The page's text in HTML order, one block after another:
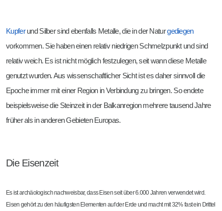
Kupferund Silber sind ebenfalls Metalle, die in der Naturgediegen
vorkommen. Sie haben einen relativ niedrigen Schmelzpunkt und sind
relativ weich. Es ist nicht möglich festzulegen, seit wann diese Metalle
genutzt wurden. Aus wissenschaftlicher Sicht ist es daher sinnvoll die
Epoche immer mit einer Region in Verbindung zu bringen. So endete
beispielsweise die Steinzeit in der Balkanregion mehrere tausend Jahre
früher als in anderen Gebieten Europas.
Die Eisenzeit
Es ist archäologisch nachweisbar, dass Eisen seit über 6.000 Jahren verwendet wird.
Eisen gehört zu den häufigsten Elementen auf der Erde und macht mit 32% fast ein Drittel